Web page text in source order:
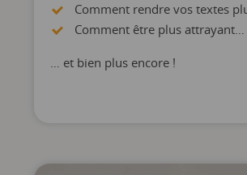
Comment rendre vos textes
Comment être plus attrayant…
… et bien plus encore !